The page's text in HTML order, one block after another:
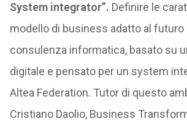
System integrator”. Definire le
modello di business adatto al futuro
consulenza informatica, basato su
digitale e pensato per un system
Altea Federation. Tutor di questo
Cristiano Daolio, Business